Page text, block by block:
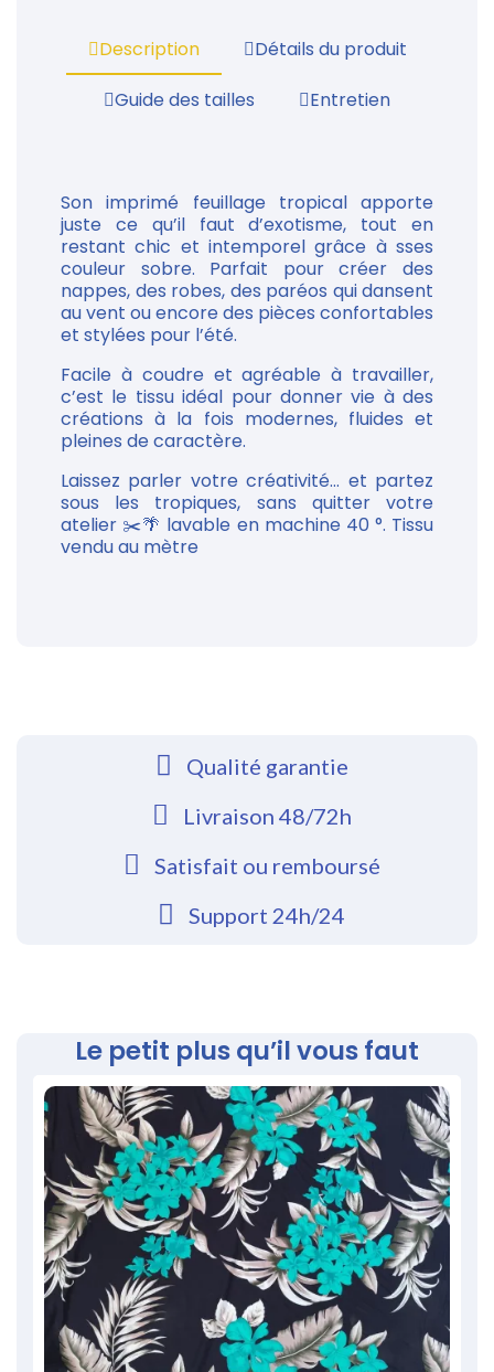
Description
Détails du produit
Guide des tailles
Entretien
Son imprimé feuillage tropical apporte
juste ce qu’il faut d’exotisme, tout en
restant chic et intemporel grâce à sses
couleur sobre. Parfait pour créer des
nappes, des robes, des paréos qui dansent
au vent ou encore des pièces confortables
et stylées pour l’été.
Facile à coudre et agréable à travailler,
c’est le tissu idéal pour donner vie à des
créations à la fois modernes, fluides et
pleines de caractère.
Laissez parler votre créativité… et partez
sous les tropiques, sans quitter votre
atelier ✂️🌴 lavable en machine 40 °. Tissu
vendu au mètre
Qualité garantie
Livraison 48/72h
Satisfait ou remboursé
Support 24h/24
Le petit plus qu’il vous faut